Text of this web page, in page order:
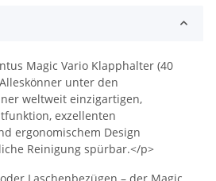
Magic Vario Klapphalter (40
unter den
weltweit einzigartigen,
exzellenten
ergonomischem Design
Reinigung spürbar.</p>